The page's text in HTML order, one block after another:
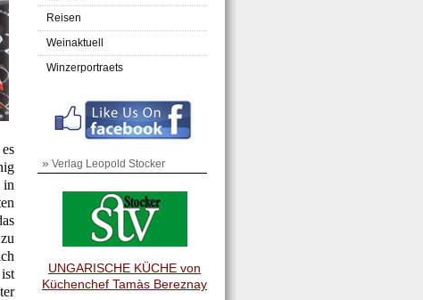
Reisen
Weinaktuell
Winzerportraets
» Verlag Leopold Stocker
UNGARISCHE KÜCHE von
Küchenchef Tamàs Bereznay
in